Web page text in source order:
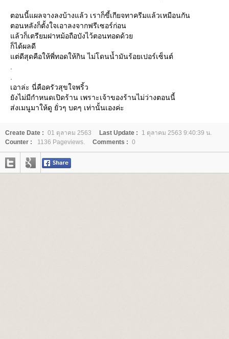
ตอนนี้แผลจางลงบ้างแล้ว เราก็ขี้เกียจทาครีมแล้วเหมือนกัน
ตอนหลังก็ตั้งใจเอาลงจากฟรีเซอร์ก่อน
ล้วก็เตรียมฝาหม้อถือบังไว้ตอนทอดด้ว
ก็ได้ผลดี
ต่ดีสุดคือให้พี่ทอดให้กิน ไม่โดนน้ำมันร้อยเปอร์เซ็นต์
เอาล่ะ นี่คือครัวสุขใจพริ้ว
ังไม่มีกำหนดเปิดร้าน เพราะเจ้าของร้านไม่ว่างตอนนี้
ส่งเมนูมาให้ดู ยั่วๆ บดๆ เท่านั้นเองค่ะ
Create Date : 01 ตุลาคม 2563 Last Update :
1 ตุลาคม 2563 9:40:39 น.
Counter :
1136 Pageviews. Comments : 0